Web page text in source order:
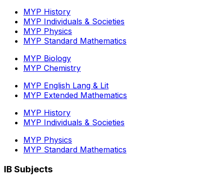
MYP History
MYP Individuals & Societies
MYP Physics
MYP Standard Mathematics
MYP Biology
MYP Chemistry
MYP English Lang & Lit
MYP Extended Mathematics
MYP History
MYP Individuals & Societies
MYP Physics
MYP Standard Mathematics
IB Subjects